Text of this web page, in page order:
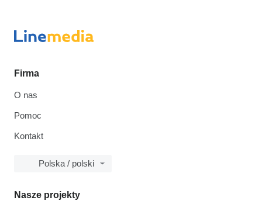
Firma
O nas
Pomoc
Kontakt
Polska / polski
Nasze projekty